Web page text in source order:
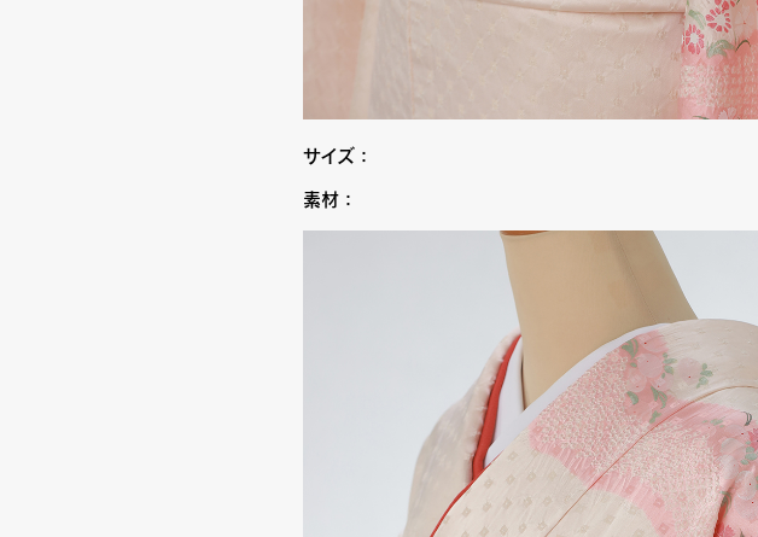
サイズ：
素材：